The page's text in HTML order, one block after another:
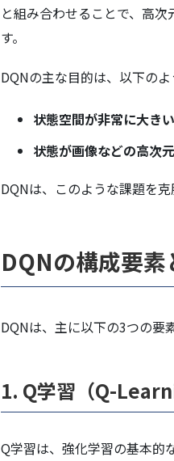
と組み合わせることで、高
す。
DQNの主な目的は、以下の
状態空間が非常に大きい
状態が画像などの高次
DQNは、このような課題を
DQNの構成要素
DQNは、主に以下の3つの要
1. Q学習（Q-
Q学習は、強化学習の基本的